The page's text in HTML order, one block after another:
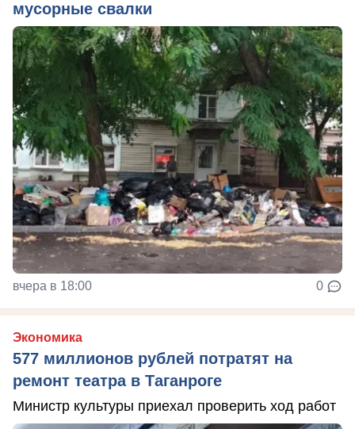
мусорные свалки
вчера в 18:00 0
Экономика
577 миллионов рублей потратят на
ремонт театра в Таганроге
Министр культуры приехал проверить ход работ